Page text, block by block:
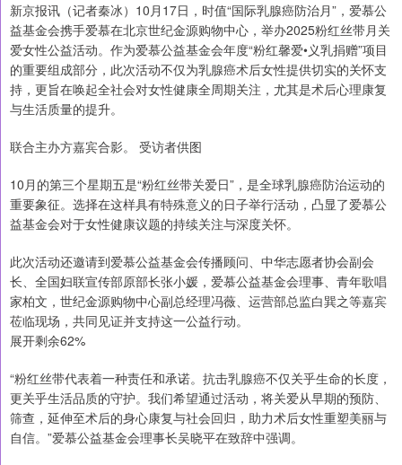
新京报讯（记者秦冰）10月17日，时值“国际乳腺癌防治月”，爱慕公
益基金会携手爱慕在北京世纪金源购物中心，举办2025粉红丝带月关
爱女性公益活动。作为爱慕公益基金会年度“粉红馨爱•义乳捐赠”项目
的重要组成部分，此次活动不仅为乳腺癌术后女性提供切实的关怀支
持，更旨在唤起全社会对女性健康全周期关注，尤其是术后心理康复
与生活质量的提升。
联合主办方嘉宾合影。 受访者供图
10月的第三个星期五是“粉红丝带关爱日”，是全球乳腺癌防治运动的
重要象征。选择在这样具有特殊意义的日子举行活动，凸显了爱慕公
益基金会对于女性健康议题的持续关注与深度关怀。
此次活动还邀请到爱慕公益基金会传播顾问、中华志愿者协会副会
长、全国妇联宣传部原部长张小媛，爱慕公益基金会理事、青年歌唱
家柏文，世纪金源购物中心副总经理冯薇、运营部总监白巽之等嘉宾
莅临现场，共同见证并支持这一公益行动。
展开剩余62%
“粉红丝带代表着一种责任和承诺。抗击乳腺癌不仅关乎生命的长度，
更关乎生活品质的守护。我们希望通过活动，将关爱从早期的预防、
筛查，延伸至术后的身心康复与社会回归，助力术后女性重塑美丽与
自信。”爱慕公益基金会理事长吴晓平在致辞中强调。